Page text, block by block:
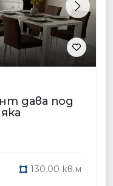
Next
дава под
130.00 кв.м